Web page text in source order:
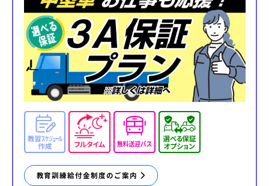
教育訓練給付金制度のご案内